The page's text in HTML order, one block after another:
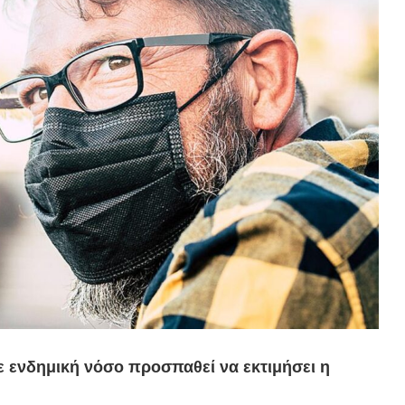
νόσο προσπαθεί να εκτιμήσει η